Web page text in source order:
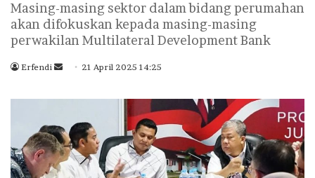
Masing-masing sektor dalam bidang perumahan
akan difokuskan kepada masing-masing
perwakilan Multilateral Development Bank
Erfendi
n
a
n
21 April 2025 14:25